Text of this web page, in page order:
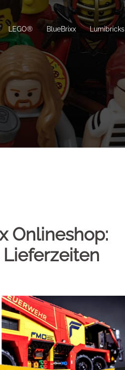
LEGO® BlueBrixx Lumibricks
Onlineshop: